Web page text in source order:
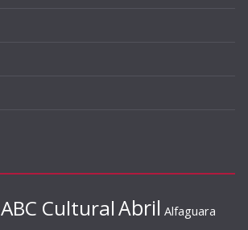
ABC CulturalAbril Alfaguara